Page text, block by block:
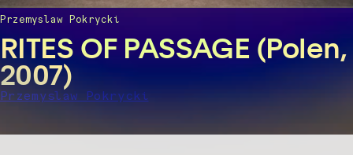
RITES OF PASSAGE (Polen,
2007)
Przemyslaw Pokrycki
Przemyslaw Pokrycki